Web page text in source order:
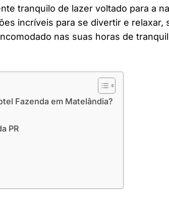
tranquilo de lazer voltado para a
incríveis para se divertir e relaxar,
nas suas horas de
Fazenda em Matelândia?
PR